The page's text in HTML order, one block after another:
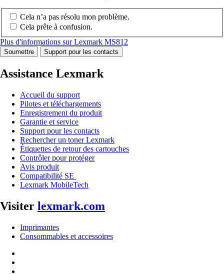
Cela n’a pas résolu mon problème.
Cela prête à confusion.
Plus d'informations sur Lexmark MS812
Soumettre Support pour les contacts
Assistance Lexmark
Accueil du support
Pilotes et téléchargements
Enregistrement du produit
Garantie et service
Support pour les contacts
Rechercher un toner Lexmark
Étiquettes de retour des cartouches
Contrôler pour protéger
Avis produit
Compatibilité SE
Lexmark MobileTech
Visiter lexmark.com
Imprimantes
Consommables et accessoires